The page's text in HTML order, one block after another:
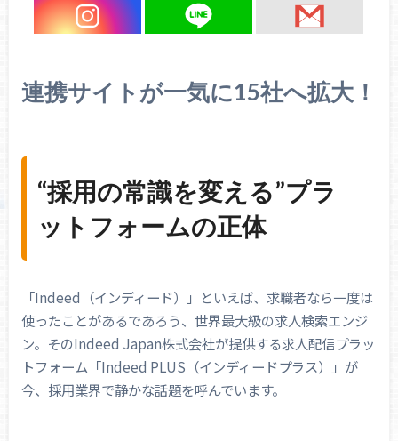
連携サイトが一気に15社へ拡大！
“採用の常識を変える”プラ
ットフォームの正体
「Indeed（インディード）」といえば、求職者なら一度は
使ったことがあるであろう、世界最大級の求人検索エンジ
ン。そのIndeed Japan株式会社が提供する求人配信プラッ
トフォーム「Indeed PLUS（インディードプラス）」が
今、採用業界で静かな話題を呼んでいます。